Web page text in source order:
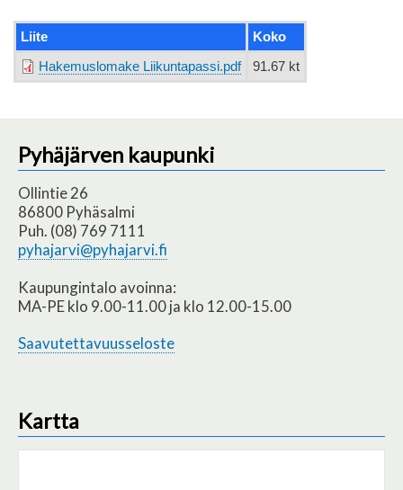
Liite Koko
Hakemuslomake Liikuntapassi.pdf 91.67 kt
Pyhäjärven kaupunki
Ollintie 26
86800 Pyhäsalmi
Puh. (08) 769 7111
pyhajarvi@pyhajarvi.fi
Kaupungintalo avoinna:
MA-PE klo 9.00-11.00 ja klo 12.00-15.00
Saavutettavuusseloste
Kartta